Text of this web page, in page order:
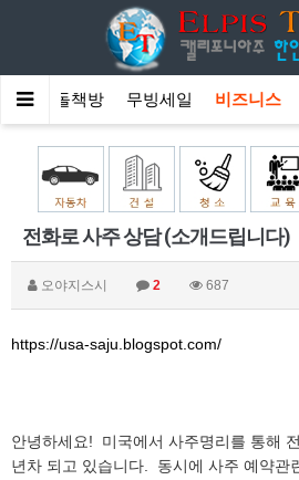
소돌책방 무빙세일 비즈니스
전화로 사주 상담 (소개드립니다)
오야지스시 2 687
https://usa-saju.blogspot.com/
안녕하세요! 미국에서 사주명리를 통해
년차 되고 있습니다. 동시에 사주 예약관